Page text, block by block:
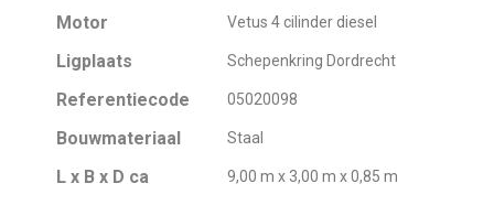
Motor Vetus 4 cilinder diesel
Ligplaats Schepenkring Dordrecht
Referentiecode 05020098
Bouwmateriaal Staal
L x B x D ca 9,00 m x 3,00 m x 0,85 m